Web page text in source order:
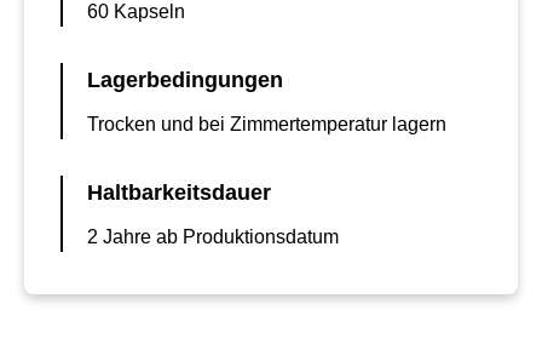
60 Kapseln
Lagerbedingungen
Trocken und bei Zimmertemperatur lagern
Haltbarkeitsdauer
2 Jahre ab Produktionsdatum